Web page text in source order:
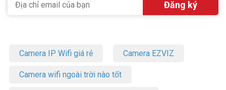
Camera IP Wifi giá rẻ Camera EZVIZ
Camera wifi ngoài trời nào tốt